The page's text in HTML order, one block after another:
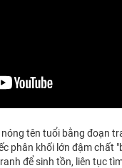
tên tuổi bằng đoạn
phân khối lớn đậm
để sinh tồn, liên tục